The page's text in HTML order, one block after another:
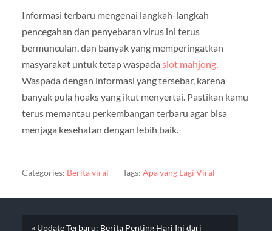
Informasi terbaru mengenai langkah-langkah
pencegahan dan penyebaran virus ini terus
bermunculan, dan banyak yang memperingatkan
masyarakat untuk tetap waspada slot mahjong.
Waspada dengan informasi yang tersebar, karena
banyak pula hoaks yang ikut menyertai. Pastikan kamu
terus memantau perkembangan terbaru agar bisa
menjaga kesehatan dengan lebih baik.
Categories: Berita viral Tags: Apa yang Lagi Viral
« Update Terbaru: Berita Penting Hari Ini dari